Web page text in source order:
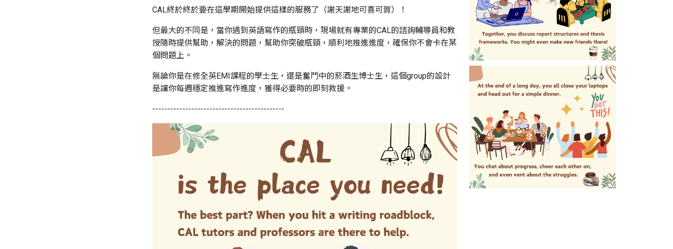
CAL終於終於要在這學期開始提供這樣的服務了（謝天謝地可喜可賀）！
但最大的不同是，當你遇到英語寫作的瓶頸時，現場就有專業的CAL的諮詢輔導員和教
授隨時提供幫助，解決的問題，幫助你突破瓶頸，順利地推進進度，確保你不會卡在某
個問題上。
無論你是在修全英EMI課程的學士生，還是奮鬥中的菸酒生博士生，這個group的設計
是讓你每週穩定推進寫作進度，獲得必要時的即刻救援。
--------------------------------------------